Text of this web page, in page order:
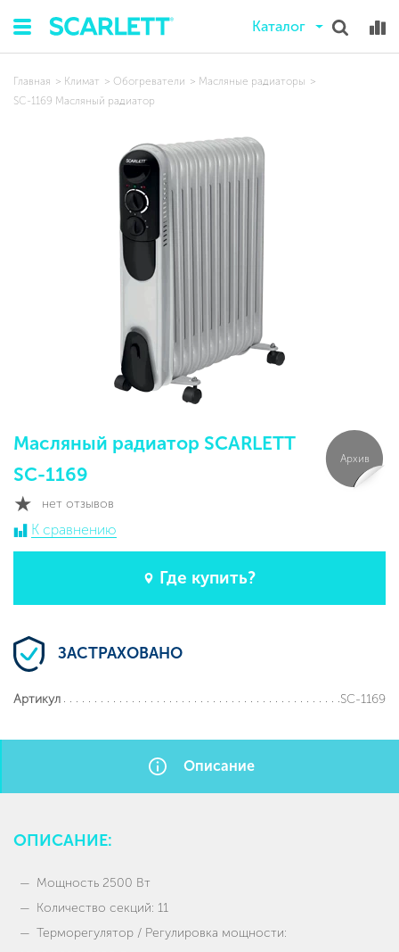
Каталог
Главная Климат Обогреватели
Масляные радиаторы
SC-1169 Масляный радиатор
Масляный радиатор SCARLETT
SC-1169
нет отзывов
К сравнению
Где купить?
Архив
ЗАСТРАХОВАНО
Артикул SC-1169
Описание
ОПИСАНИЕ:
Мощность 2500 Вт
Количество секций: 11
Терморегулятор / Регулировка мощности: